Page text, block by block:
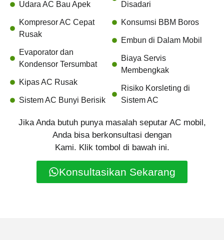
Udara AC Bau Apek
Kompresor AC Cepat
Rusak
Evaporator dan
Kondensor Tersumbat
Kipas AC Rusak
Sistem AC Bunyi Berisik
Disadari
Konsumsi BBM Boros
Embun di Dalam Mobil
Biaya Servis
Membengkak
Risiko Korsleting di
Sistem AC
Jika Anda butuh punya masalah seputar AC mobil,
Anda bisa berkonsultasi dengan
Kami. Klik tombol di bawah ini.
Konsultasikan Sekarang